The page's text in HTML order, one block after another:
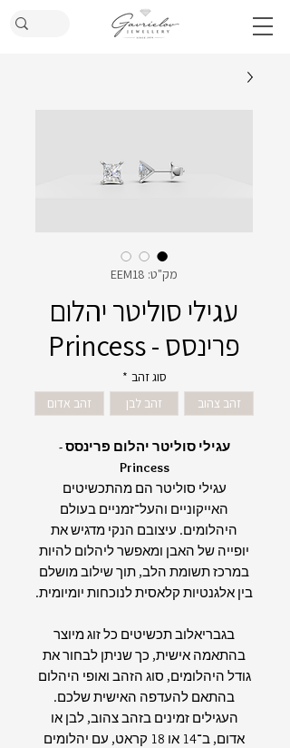
מק"ט: EEM18
עגילי סוליטר יהלום
פרינסס - Princess
סוג זהב *
זהב צהוב
זהב לבן זהב אדום
עגילי סוליטר יהלום פרינסס -
Princess
עגילי סוליטר הם מהתכשיטים
האייקוניים והעל־זמניים בעולם
היהלומים. עיצובם הנקי מדגיש את
יופייה של האבן ומאפשר ליהלום להיות
במרכז תשומת הלב, תוך שילוב מושלם
בין אלגנטיות קלאסית לנוכחות יומיומית.
בגבריאלוב תכשיטים כל זוג מיוצר
בהתאמה אישית, כך שניתן לבחור את
גודל היהלומים, סוג הזהב ואופי היהלום
בהתאם להעדפה האישית שלכם.
העגילים זמינים בזהב צהוב, לבן או
אדום, ב־14 או 18 קראט, עם יהלומים